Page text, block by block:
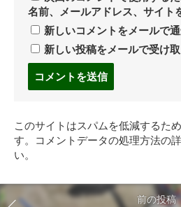
名前、メールアドレス、サイト
新しいコメントをメールで
新しい投稿をメールで受け
す
る
このサイトはスパムを低減するた
す。
コメントデータの処理方法の
い。
前の投稿